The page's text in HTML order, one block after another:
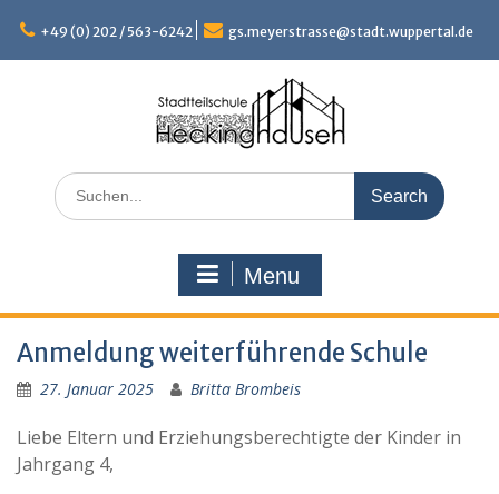
content
+49 (0) 202 / 563-6242 gs.meyerstrasse@stadt.wuppertal.de
Search
for:
Menu
Anmeldung weiterführende Schule
27. Januar 2025 Britta Brombeis
Liebe Eltern und Erziehungsberechtigte der Kinder in
Jahrgang 4,